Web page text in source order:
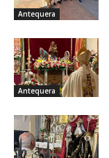
Antequera
Antequera